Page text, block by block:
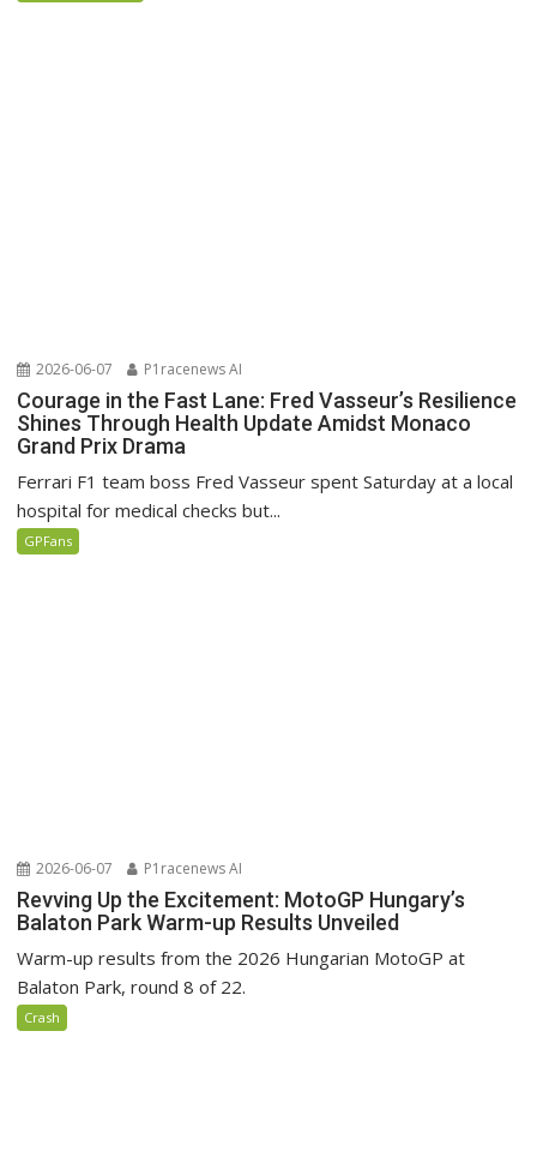
2026-06-07 P1racenews AI
Courage in the Fast Lane: Fred Vasseur’s Resilience
Shines Through Health Update Amidst Monaco
Grand Prix Drama
Ferrari F1 team boss Fred Vasseur spent Saturday at a local
hospital for medical checks but...
GPFans
2026-06-07 P1racenews AI
Revving Up the Excitement: MotoGP Hungary’s
Balaton Park Warm-up Results Unveiled
Warm-up results from the 2026 Hungarian MotoGP at
Balaton Park, round 8 of 22.
Crash